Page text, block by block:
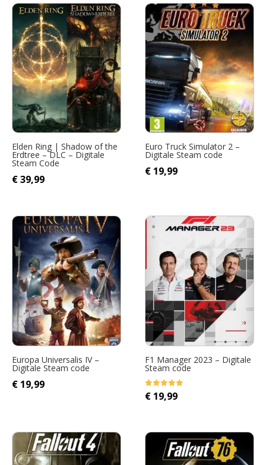
€ 71,79. € 39,99.
Elden Ring | Shadow of the
Erdtree – DLC – Digitale
Steam Code
€39,99
Euro Truck Simulator 2 –
Digitale Steam code
€ 19,99
Europa Universalis IV –
Digitale Steam code
€ 19,99
F1 Manager 2023 – Digitale
Steam code
Gewaardeerd
5.00
€ 19,99